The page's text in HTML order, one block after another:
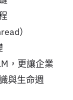
）
，更讓企業
與生命週